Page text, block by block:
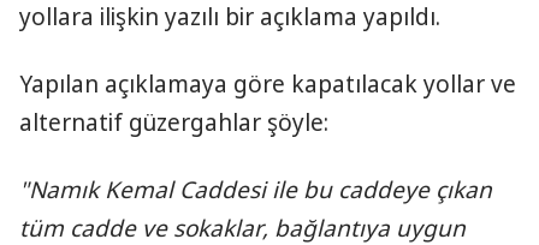
yollara ilişkin yazılı bir açıklama yapıldı.
Yapılan açıklamaya göre kapatılacak yollar ve
alternatif güzergahlar şöyle:
"Namık Kemal Caddesi ile bu caddeye çıkan
tüm cadde ve sokaklar, bağlantıya uygun